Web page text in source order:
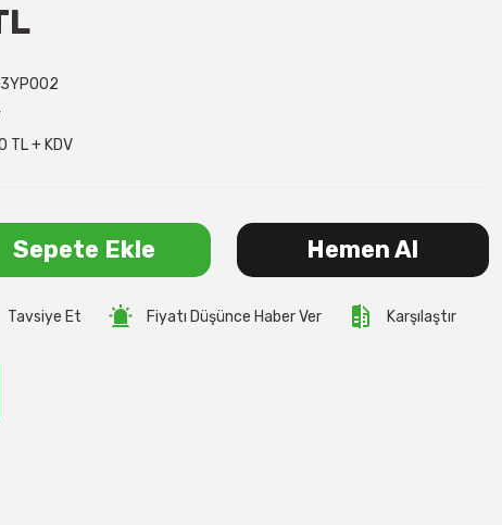
TL + KDV
Sepete Ekle Hemen Al
Tavsiye Et Fiyatı Düşünce Haber Ver Karşılaştır